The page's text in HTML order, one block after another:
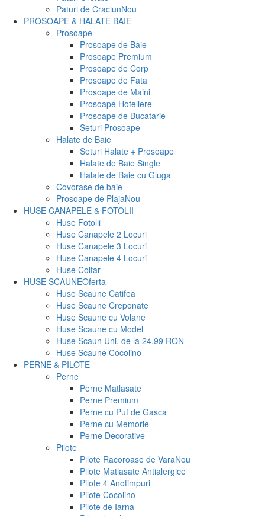
Paturi de CraciunNou
PROSOAPE & HALATE BAIE
Prosoape
Prosoape de Baie
Prosoape Premium
Prosoape de Corp
Prosoape de Fata
Prosoape de Maini
Prosoape Hoteliere
Prosoape de Bucatarie
Seturi Prosoape
Halate de Baie
Seturi Halate + Prosoape
Halate de Baie Single
Halate de Baie cu Gluga
Covorase de baie
Prosoape de PlajaNou
HUSE CANAPELE & FOTOLII
Huse Fotolii
Huse Canapele 2 Locuri
Huse Canapele 3 Locuri
Huse Canapele 4 Locuri
Huse Coltar
HUSE SCAUNEOferta
Huse Scaune Catifea
Huse Scaune Creponate
Huse Scaune cu Volane
Huse Scaune cu Model
Huse Scaun Uni, de la 24,99 RON
Huse Scaune Cocolino
PERNE & PILOTE
Perne
Perne Matlasate
Perne Premium
Perne cu Puf de Gasca
Perne cu Memorie
Perne Decorative
Pilote
Pilote Racoroase de VaraNou
Pilote Matlasate Antialergice
Pilote 4 Anotimpuri
Pilote Cocolino
Pilote de Iarna